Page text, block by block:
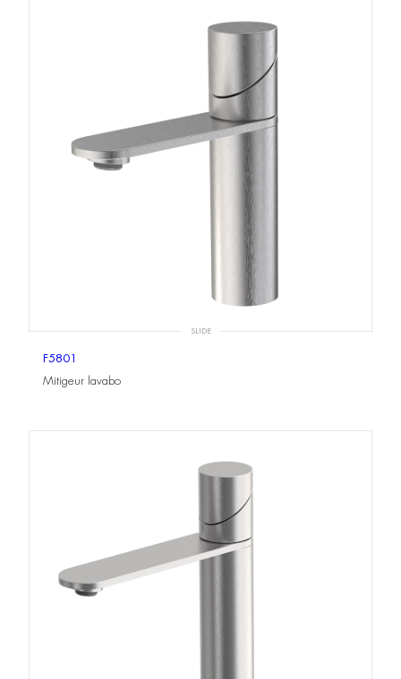
SLIDE
F5801
Mitigeur lavabo